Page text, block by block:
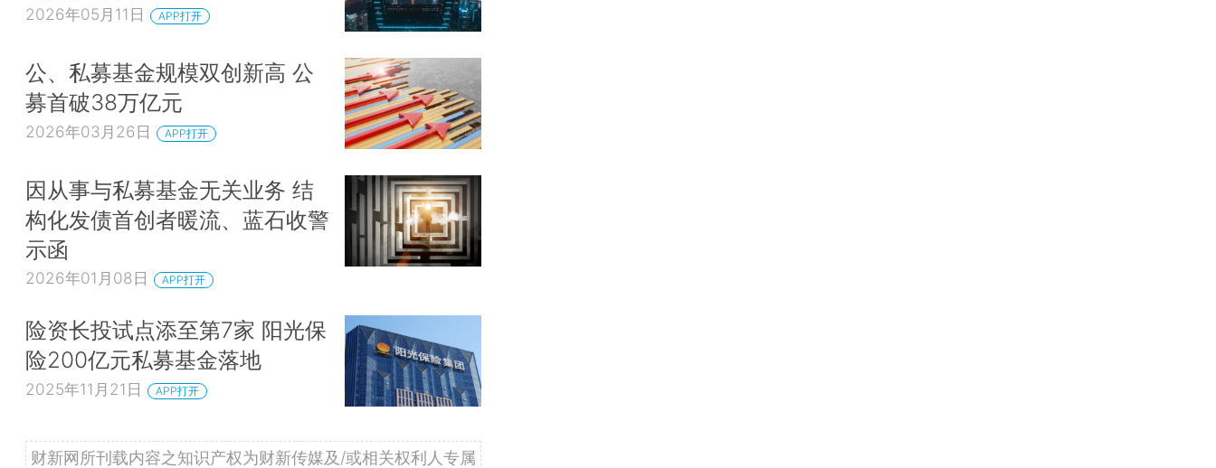
2026年05月11日 APP打开
公、私募基金规模双创新高 公
募首破38万亿元
2026年03月26日 APP打开
因从事与私募基金无关业务 结
构化发债首创者暖流、蓝石收警
示函
2026年01月08日 APP打开
险资长投试点添至第7家 阳光保
险200亿元私募基金落地
2025年11月21日 APP打开
财新网所刊载内容之知识产权为财新传媒及/或相关权利人专属